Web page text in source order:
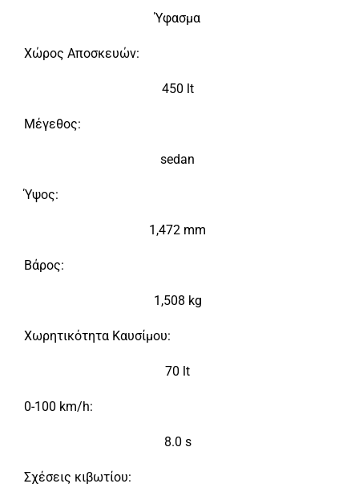
Ύφασμα
Χώρος Αποσκευών:
450 lt
Μέγεθος:
sedan
Ύψος:
1,472 mm
Βάρος:
1,508 kg
Χωρητικότητα Καυσίμου:
70 lt
0-100 km/h:
8.0 s
Σχέσεις κιβωτίου: